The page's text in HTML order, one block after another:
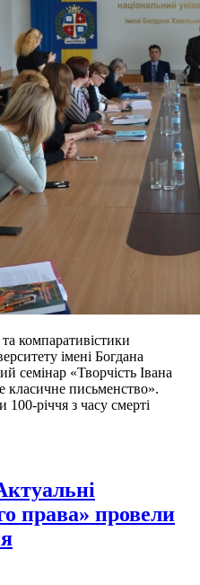
компаративістики
імені Богдана
семінар «Творчість Івана
класичне письменство».
100-річчя з часу смерті
права» провели